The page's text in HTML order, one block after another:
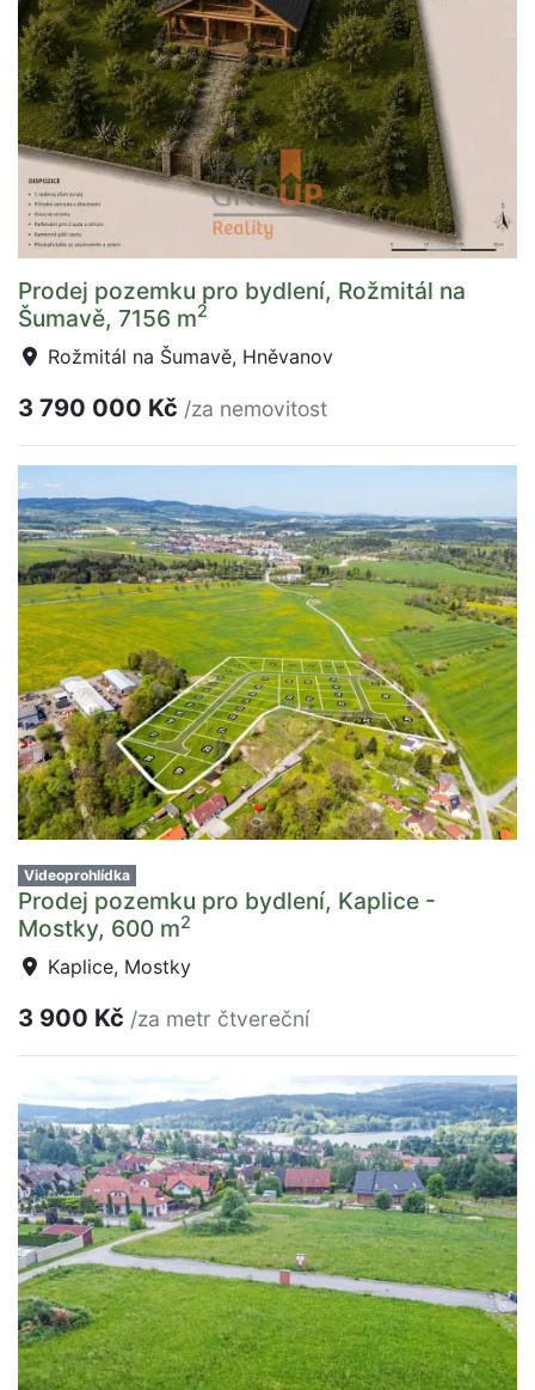
Prodej pozemku pro bydlení, Rožmitál na
Šumavě, 7156 m2
Rožmitál na Šumavě, Hněvanov
3 790 000 Kč /za nemovitost
Videoprohlídka
Prodej pozemku pro bydlení, Kaplice -
Mostky, 600 m2
Kaplice, Mostky
3 900 Kč /za metr čtvereční